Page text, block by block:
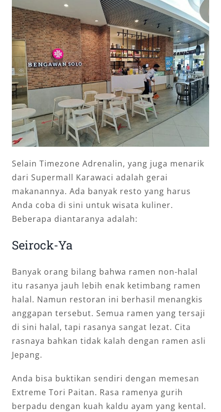
Selain Timezone Adrenalin, yang juga menarik
dari Supermall Karawaci adalah gerai
makanannya. Ada banyak resto yang harus
Anda coba di sini untuk wisata kuliner.
Beberapa diantaranya adalah:
Seirock-Ya
Banyak orang bilang bahwa ramen non-halal
itu rasanya jauh lebih enak ketimbang ramen
halal. Namun restoran ini berhasil menangkis
anggapan tersebut. Semua ramen yang tersaji
di sini halal, tapi rasanya sangat lezat. Cita
rasnaya bahkan tidak kalah dengan ramen asli
Jepang.
Anda bisa buktikan sendiri dengan memesan
Extreme Tori Paitan. Rasa ramenya gurih
berpadu dengan kuah kaldu ayam yang kental.